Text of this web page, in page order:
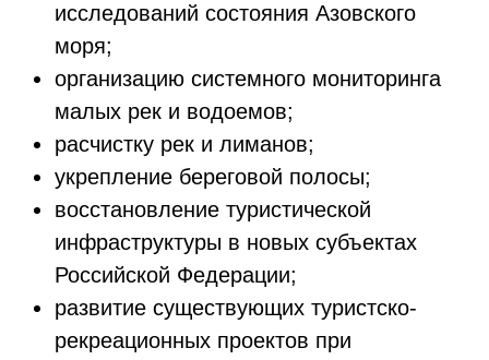
исследований состояния Азовского
моря;
организацию системного мониторинга
малых рек и водоемов;
расчистку рек и лиманов;
укрепление береговой полосы;
восстановление туристической
инфраструктуры в новых субъектах
Российской Федерации;
развитие существующих туристско-
рекреационных проектов при